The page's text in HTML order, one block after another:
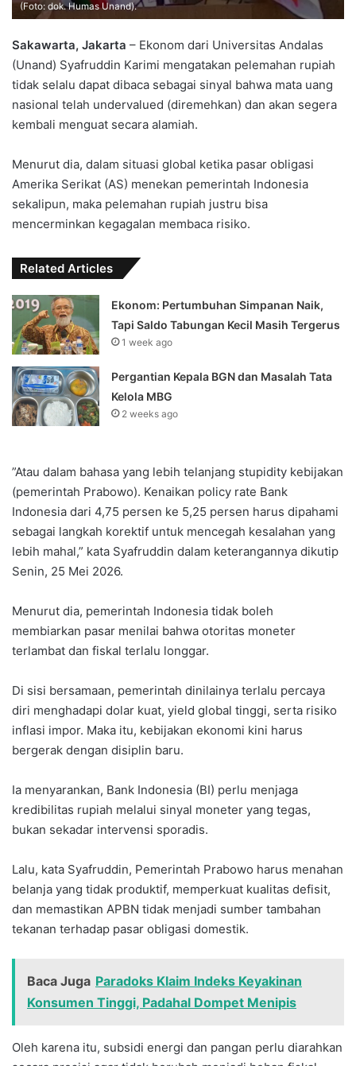
(Foto: dok. Humas Unand).
Sakawarta, Jakarta – Ekonom dari Universitas Andalas
(Unand) Syafruddin Karimi mengatakan pelemahan rupiah
tidak selalu dapat dibaca sebagai sinyal bahwa mata uang
nasional telah undervalued (diremehkan) dan akan segera
kembali menguat secara alamiah.
Menurut dia, dalam situasi global ketika pasar obligasi
Amerika Serikat (AS) menekan pemerintah Indonesia
sekalipun, maka pelemahan rupiah justru bisa
mencerminkan kegagalan membaca risiko.
Related Articles
Ekonom: Pertumbuhan Simpanan Naik,
Tapi Saldo Tabungan Kecil Masih Tergerus
1 week ago
Pergantian Kepala BGN dan Masalah Tata
Kelola MBG
2 weeks ago
‎”Atau dalam bahasa yang lebih telanjang stupidity kebijakan
(pemerintah Prabowo). Kenaikan policy rate Bank
Indonesia dari 4,75 persen ke 5,25 persen harus dipahami
sebagai langkah korektif untuk mencegah kesalahan yang
lebih mahal,” kata Syafruddin dalam keterangannya dikutip
Senin, 25 Mei 2026.
Menurut dia, pemerintah Indonesia tidak boleh
membiarkan pasar menilai bahwa otoritas moneter
terlambat dan fiskal terlalu longgar.
‎Di sisi bersamaan, pemerintah dinilainya terlalu percaya
diri menghadapi dolar kuat, yield global tinggi, serta risiko
inflasi impor. ‎Maka itu, kebijakan ekonomi kini harus
bergerak dengan disiplin baru.
‎Ia menyarankan, Bank Indonesia (BI) perlu menjaga
kredibilitas rupiah melalui sinyal moneter yang tegas,
bukan sekadar intervensi sporadis.
Lalu, kata Syafruddin, Pemerintah Prabowo harus menahan
belanja yang tidak produktif, memperkuat kualitas defisit,
dan memastikan APBN tidak menjadi sumber tambahan
tekanan terhadap pasar obligasi domestik.
Baca Juga Paradoks Klaim Indeks Keyakinan
Konsumen Tinggi, Padahal Dompet Menipis
Oleh karena itu, subsidi energi dan pangan perlu diarahkan